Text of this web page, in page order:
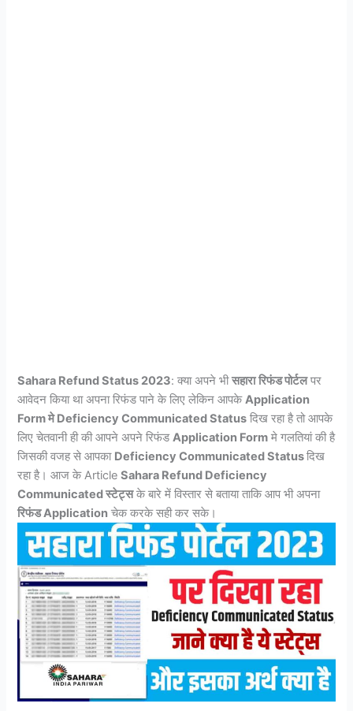
Sahara Refund Status 2023: क्या अपने भीसहारा रिफंड पोर्टलपर
आवेदन किया था अपना रिफंड पाने के लिए लेकिन आपकेApplication
Form मे Deficiency Communicated Status दिख रहा है तो आपके
लिए चेतवानी ही की आपने अपने रिफंडApplication Form मे गलतियां की है
जिसकी वजह से आपका Deficiency Communicated Statusदिख
रहा है। आज के ArticleSahara Refund Deficiency
Communicated स्टेट्सके बारे में विस्तार से बताया ताकि आप भी अपना
रिफंड Application चेक करके सही कर सके।